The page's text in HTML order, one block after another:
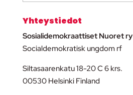
Yhteystiedot
Sosialidemokraattiset Nuoret ry
Socialdemokratisk ungdom rf
Siltasaarenkatu 18-20 C 6 krs.
00530 Helsinki Finland